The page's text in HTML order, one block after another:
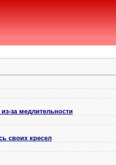
за медлительности
своих кресел